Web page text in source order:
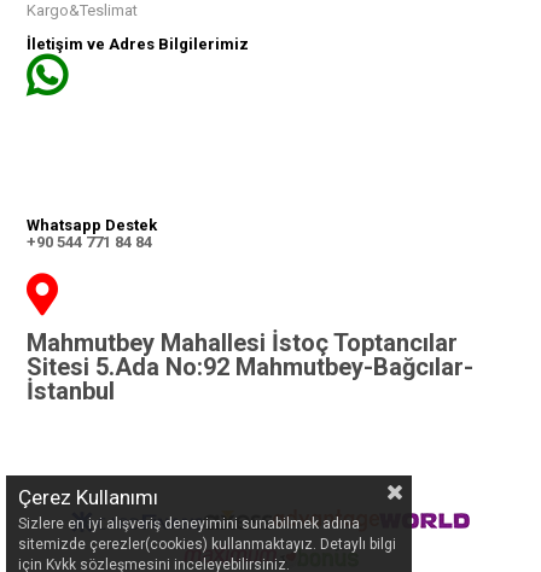
Kargo&Teslimat
İletişim ve Adres Bilgilerimiz
Whatsapp Destek
+90 544 771 84 84
Mahmutbey Mahallesi İstoç Toptancılar
Sitesi 5.Ada No:92 Mahmutbey-Bağcılar-
İstanbul
Çerez Kullanımı
Sizlere en iyi alışveriş deneyimini sunabilmek adına
sitemizde çerezler(cookies) kullanmaktayız. Detaylı bilgi
için Kvkk sözleşmesini inceleyebilirsiniz.